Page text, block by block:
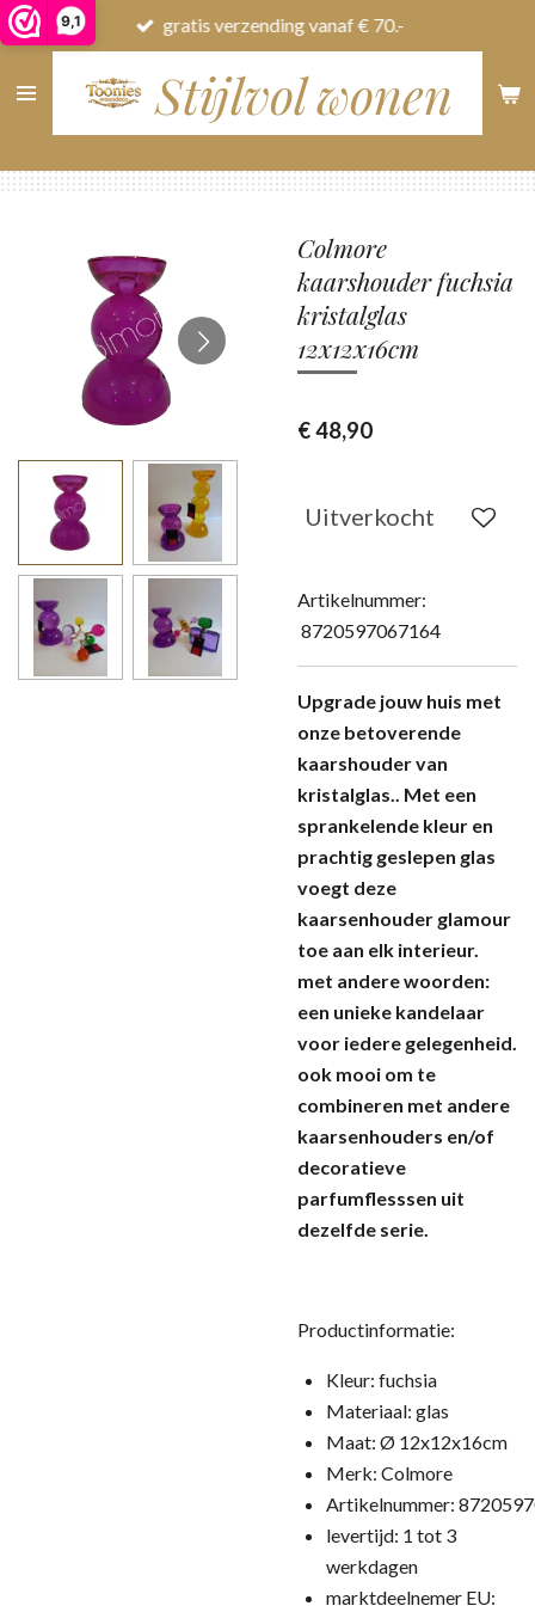
9,1
Ga
direct
naar
Stijlvol wonen
gratis verzending vanaf € 70.-
Colmore
kaarshouder fuchsia
kristalglas
12x12x16cm
€ 48,90
Uitverkocht
Artikelnummer:
8720597067164
Upgrade jouw huis met
onze betoverende
kaarshouder van
kristalglas.. Met een
sprankelende kleur en
prachtig geslepen glas
voegt deze
kaarsenhouder glamour
toe aan elk interieur.
met andere woorden:
een unieke kandelaar
voor iedere gelegenheid.
ook mooi om te
combineren met andere
kaarsenhouders en/of
decoratieve
parfumflesssen uit
dezelfde serie.
Productinformatie:
Kleur: fuchsia
Materiaal: glas
Maat: Ø 12x12x16cm
Merk: Colmore
Artikelnummer:
levertijd: 1 tot 3
werkdagen
marktdeelnemer EU: